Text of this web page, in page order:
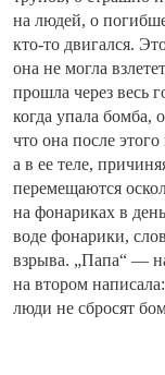
на людей, о
кто-то двигался.
она не могла
прошла через весь
когда упала бомба,
что она после
а в ее теле,
перемещаются
на фонариках в
воде фонарики,
взрыва. „Папа“ —
на втором
люди не сбросят